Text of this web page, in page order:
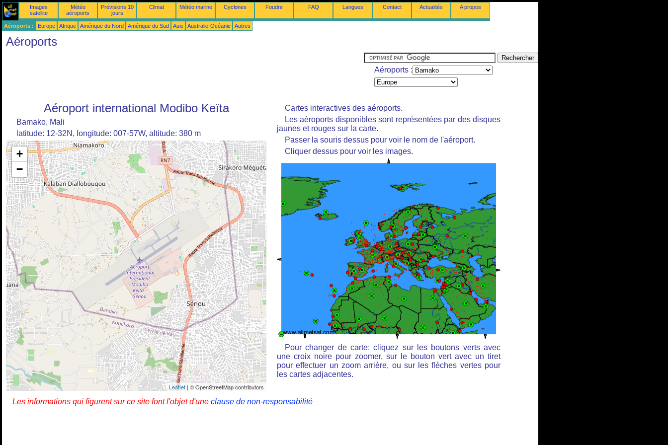
Images
satellite
Météo
aéroports
Prévisions 10
jours
Climat Météo marine Cyclones Foudre FAQ Langues Contact Actualités A propos
Aéroports : Europe Afrique Amérique du Nord Amérique du Sud Asie Australie-Océanie Autres
Aéroports
Aéroports :
Aéroport international Modibo Keïta
Bamako, Mali
latitude: 12-32N, longitude: 007-57W, altitude: 380 m
+
−
Leaflet | © OpenStreetMap contributors
Cartes interactives des aéroports.
Les aéroports disponibles sont représentées par des disques
jaunes et rouges sur la carte.
Passer la souris dessus pour voir le nom de l'aéroport.
Cliquer dessus pour voir les images.
Pour changer de carte: cliquez sur les boutons verts avec
une croix noire pour zoomer, sur le bouton vert avec un tiret
pour effectuer un zoom arrière, ou sur les flèches vertes pour
les cartes adjacentes.
Les informations qui figurent sur ce site font l'objet d'une clause de non-responsabilité